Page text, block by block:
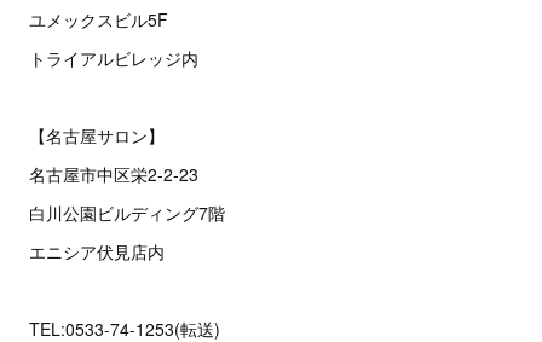
ユメックスビル5F
トライアルビレッジ内
【名古屋サロン】
名古屋市中区栄2‐2‐23
白川公園ビルディング7階
エニシア伏見店内
TEL:0533-74-1253(転送)